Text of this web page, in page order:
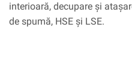
interioară, decupare și
de spumă, HSE și LSE.